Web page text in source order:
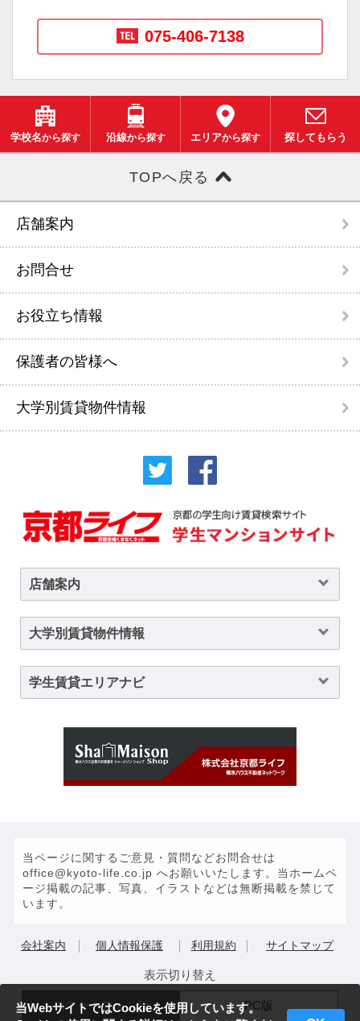
当WebサイトではCookieを使用しています。
075-406-7138
学校名から探す 沿線から探す エリアから探す 探してもらう
TOPへ戻る
店舗案内
お問合せ
お役立ち情報
保護者の皆様へ
大学別賃貸物件情報
店舗案内
大学別賃貸物件情報
学生賃貸エリアナビ
当ページに関するご意見・質問などお問合せは
office@kyoto-life.co.jp へお願いいたします。当ホームペ
ージ掲載の記事、写真、イラストなどは無断掲載を禁じて
います。
会社案内 個人情報保護 利用規約 サイトマップ
表示切り替え
スマートフォン版 PC版